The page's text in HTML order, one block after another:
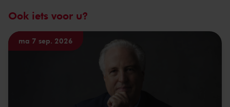
Ook iets voor u?
ma 7 sep. 2026